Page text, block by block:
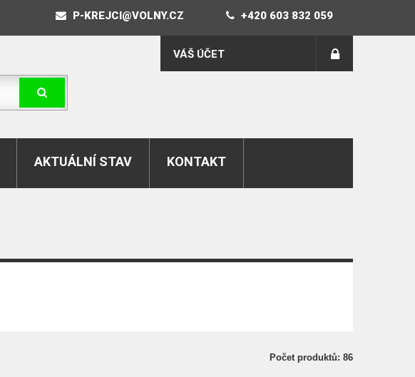
P-KREJCI@VOLNY.CZ +420 603 832 059
VÁŠ ÚČET
AKTUÁLNÍ STAV KONTAKT
Počet produktů: 86